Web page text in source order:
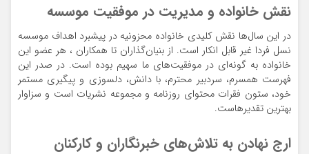
نقش خانواده و مدیریت در موفقیت موسسه
در این سال‌ها نقش کلیدی خانواده محزونیه در پیشبرد اهداف موسسه
نسل فردا غیر قابل انکار است. از بنیان‌گذاران تا همکاران ، هر عضو این
خانواده به گونه‌ای در موفقیت‌های ما سهیم بوده است. در صدر این
فهرست همسرم، سردبیر محترم، با دانش، دلسوزی و پیگیری مستمر
خود، ستون فقرات محتوای روزنامه و مجموعه نشریات است و سزاوار
بهترین تقدیرهاست.
ارج نهادن به تلاش‌های خبرنگاران و کارکنان